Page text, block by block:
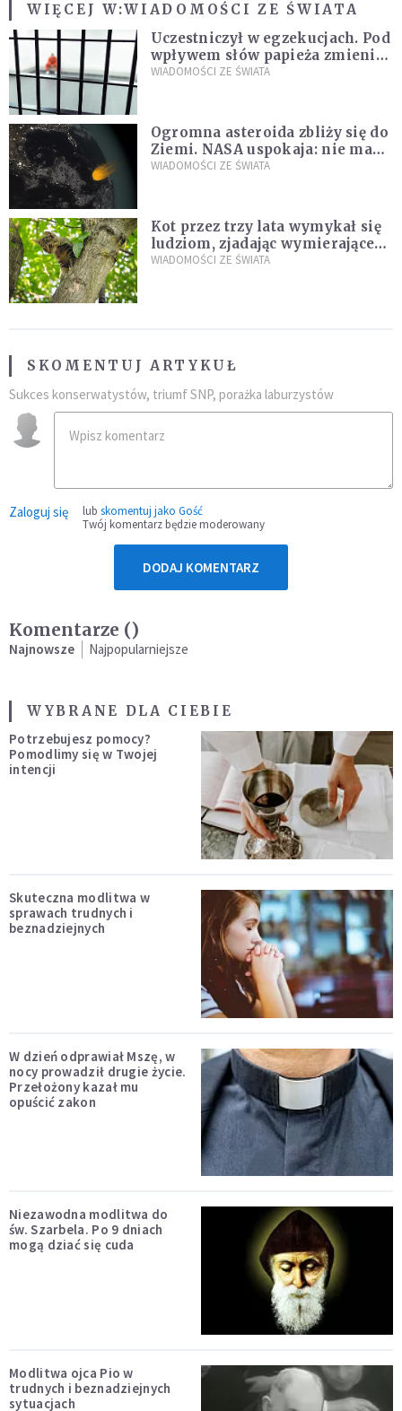
WIĘCEJ W:WIADOMOŚCI ZE ŚWIATA
Uczestniczył w egzekucjach. Pod
wpływem słów papieża zmienił
zdanie
WIADOMOŚCI ZE ŚWIATA
Ogromna asteroida zbliży się do
Ziemi. NASA uspokaja: nie ma
zagrożenia
WIADOMOŚCI ZE ŚWIATA
Kot przez trzy lata wymykał się
ludziom, zjadając wymierające
kaczki. W końcu popełnił
WIADOMOŚCI ZE ŚWIATA
SKOMENTUJ ARTYKUŁ
Sukces konserwatystów, triumf SNP, porażka laburzystów
Zaloguj się lub skomentuj jako Gość
Twój komentarz będzie moderowany
DODAJ KOMENTARZ
Komentarze ()
Najnowsze Najpopularniejsze
WYBRANE DLA CIEBIE
Potrzebujesz pomocy?
Pomodlimy się w Twojej
intencji
Skuteczna modlitwa w
sprawach trudnych i
beznadziejnych
W dzień odprawiał Mszę, w
nocy prowadził drugie życie.
Przełożony kazał mu
opuścić zakon
Niezawodna modlitwa do
św. Szarbela. Po 9 dniach
mogą dziać się cuda
Modlitwa ojca Pio w
trudnych i beznadziejnych
sytuacjach